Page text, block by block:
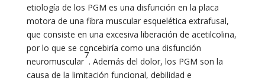
etiología de los PGM es una disfunción en la placa
motora de una fibra muscular esquelética extrafusal,
que consiste en una excesiva liberación de acetilcolina,
por lo que se concebiría como una disfunción
neuromuscular
7
. Además del dolor, los PGM son la
causa de la limitación funcional, debilidad e